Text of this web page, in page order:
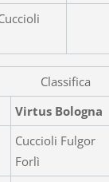
Classifica
Virtus Bologna
Cuccioli Fulgor
Forlì